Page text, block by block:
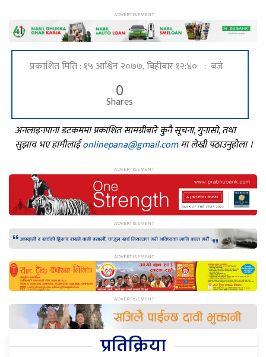
प्रकाशित मिति : १५ आश्विन २०७७, बिहीबार १२:४० : बजे
0
Shares
अनलाइनपाना डटकममा प्रकाशित सामग्रीबारे कुनै सूचना, गुनासो, तथा
सुझाव भए हामीलाईonlinepana@gmail.comमा लेखी पठाउनुहोला ।
प्रतिक्रिया